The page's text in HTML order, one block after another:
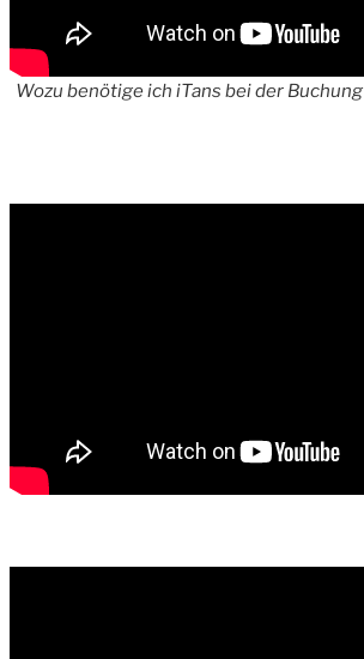
Wozu benötige ich iTans bei der Buchung